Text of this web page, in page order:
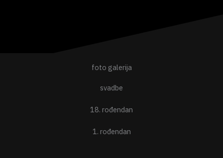
foto galerija
svadbe
18. rođendan
1. rođendan